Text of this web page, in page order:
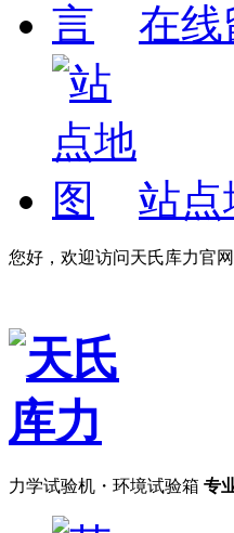
在线
站点
您好，欢迎访问天氏库力官网
力学试验机・环境试验箱 专